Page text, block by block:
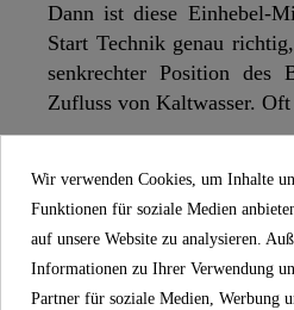
Dann ist diese Einhebel-
Start Technik genau
senkrechter Position des
Zufluss von Kaltwasser.
Küchenarmatur
werden und erleichtert
Spüle. Dieser Wasserhahn
bei Doppelspülbecken.
Wir verwenden Cookies, um Inhalte
Funktionen für soziale Medien
auf unsere Website zu analysieren.
Informationen zu Ihrer Verwendung
Partner für soziale Medien, Werbung